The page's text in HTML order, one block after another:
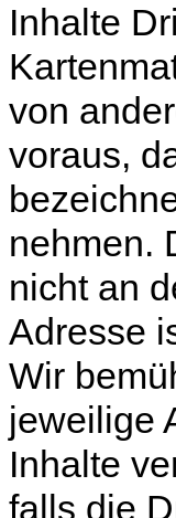
Inhalte
von
voraus,
nehmen.
nicht an
Adresse
Wir
jeweilige
Inhalte
falls die